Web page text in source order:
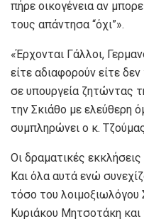
πήρε οικογένεια αν
τους απάντησα “όχι”».
«Έρχονται Γάλλοι,
είτε αδιαφορούν είτε
σε υπουργεία ζητώντας
την Σκιάθο με ελεύθερη
συμπληρώνει ο κ.
Οι δραματικές
Και όλα αυτά ενώ
τόσο του
Κυριάκου Μητσοτάκη